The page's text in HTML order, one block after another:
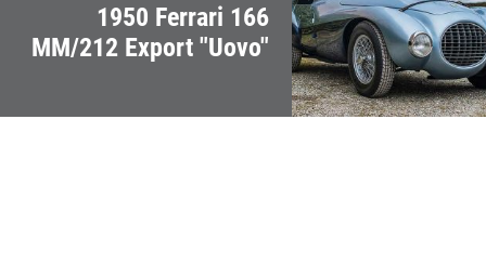
1950 Ferrari 166
MM/212 Export "Uovo"